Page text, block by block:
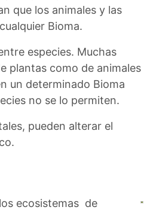
que los animales y las
Bioma.
especies. Muchas
plantas como de animales
un determinado Bioma
no se lo permiten.
pueden alterar el
ecosistemas de